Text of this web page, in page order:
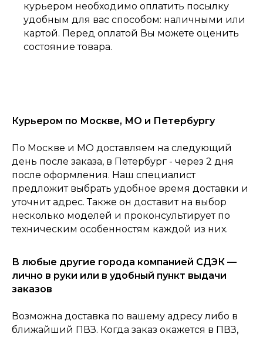
Главная Каталог
Консультация Корзина
курьером необходимо оплатить посылку
удобным для вас способом: наличными или
картой. Перед оплатой Вы можете оценить
состояние товара.
Курьером по Москве, МО и Петербургу
По Москве и МО доставляем на следующий
день после заказа, в Петербург - через 2 дня
после оформления. Наш специалист
предложит выбрать удобное время доставки и
уточнит адрес. Также он доставит на выбор
несколько моделей и проконсультирует по
техническим особенностям каждой из них.
В любые другие города компанией СДЭК —
лично в руки или в удобный пункт выдачи
заказов
Возможна доставка по вашему адресу либо в
ближайший ПВЗ. Когда заказ окажется в ПВЗ,